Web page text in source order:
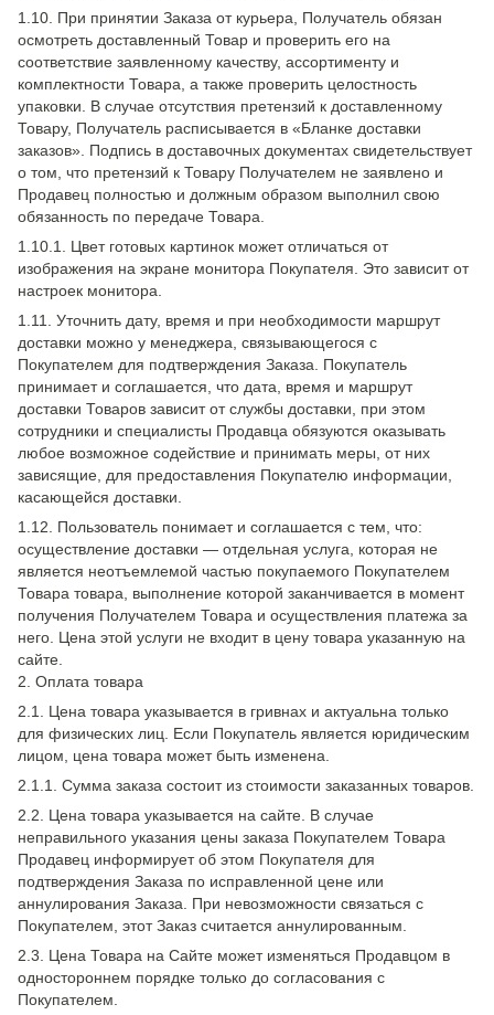
1.10. При принятии Заказа от курьера, Получатель обязан
осмотреть доставленный Товар и проверить его на
соответствие заявленному качеству, ассортименту и
комплектности Товара, а также проверить целостность
упаковки. В случае отсутствия претензий к доставленному
Товару, Получатель расписывается в «Бланке доставки
заказов». Подпись в доставочных документах свидетельствует
о том, что претензий к Товару Получателем не заявлено и
Продавец полностью и должным образом выполнил свою
обязанность по передаче Товара.
1.10.1. Цвет готовых картинок может отличаться от
изображения на экране монитора Покупателя. Это зависит от
настроек монитора.
1.11. Уточнить дату, время и при необходимости маршрут
доставки можно у менеджера, связывающегося с
Покупателем для подтверждения Заказа. Покупатель
принимает и соглашается, что дата, время и маршрут
доставки Товаров зависит от службы доставки, при этом
сотрудники и специалисты Продавца обязуются оказывать
любое возможное содействие и принимать меры, от них
зависящие, для предоставления Покупателю информации,
касающейся доставки.
1.12. Пользователь понимает и соглашается с тем, что:
осуществление доставки — отдельная услуга, которая не
является неотъемлемой частью покупаемого Покупателем
Товара товара, выполнение которой заканчивается в момент
получения Получателем Товара и осуществления платежа за
него. Цена этой услуги не входит в цену товара указанную на
сайте.
2. Оплата товара
2.1. Цена товара указывается в гривнах и актуальна только
для физических лиц. Если Покупатель является юридическим
лицом, цена товара может быть изменена.
2.1.1. Сумма заказа состоит из стоимости заказанных товаров.
2.2. Цена товара указывается на сайте. В случае
неправильного указания цены заказа Покупателем Товара
Продавец информирует об этом Покупателя для
подтверждения Заказа по исправленной цене или
аннулирования Заказа. При невозможности связаться с
Покупателем, этот Заказ считается аннулированным.
2.3. Цена Товара на Сайте может изменяться Продавцом в
одностороннем порядке только до согласования с
Покупателем.